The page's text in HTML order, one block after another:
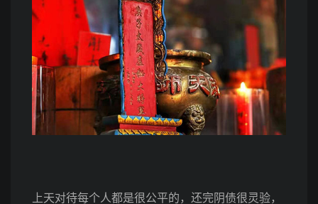
上天对待每个人都是很公平的，还完阴债很灵验，